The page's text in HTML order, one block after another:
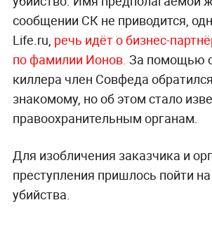
сообщении СК не приводится,
Life.ru, речь идёт о бизнес-
по фамилии Ионов. За помощью
киллера член Совфеда
знакомому, но об этом стало
правоохранительным органам.
Для изобличения заказчика и
преступления пришлось пойти
убийства.